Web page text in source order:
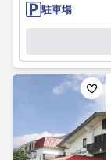
駐車場